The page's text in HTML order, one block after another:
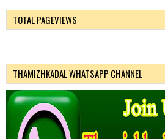
TOTAL PAGEVIEWS
THAMIZHKADAL WHATSAPP CHANNEL